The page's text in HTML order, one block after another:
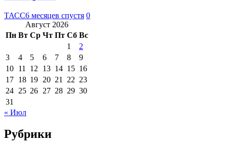
ТАСС6 месяцев спустя 0
Август 2026
Пн Вт Ср Чт Пт Сб Вс
1
2
3
4 5 6 7 8
9
10 11 12 13 14 15 16
17 18 19 20 21 22 23
24 25 26 27 28 29 30
31
« Июл
Рубрики